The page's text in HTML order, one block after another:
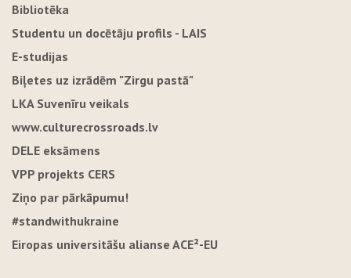
Bibliotēka
Studentu un docētāju profils - LAIS
E-studijas
Biļetes uz izrādēm "Zirgu pastā"
LKA Suvenīru veikals
www.culturecrossroads.lv
DELE eksāmens
VPP projekts CERS
Ziņo par pārkāpumu!
#standwithukraine
Eiropas universitāšu alianse ACE²-EU